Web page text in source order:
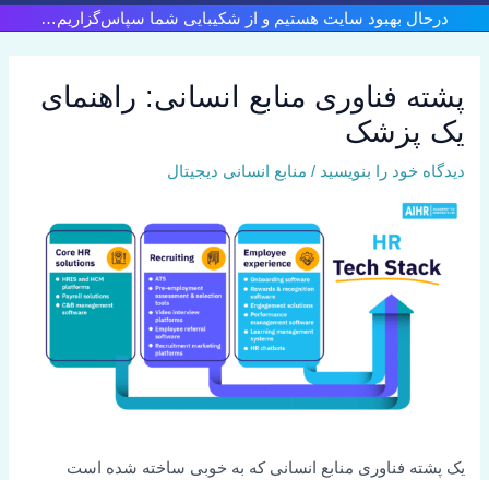
پرش
به
درحال بهبود سایت هستیم و از شکیبایی شما سپاس‌گزاریم…
پشته فناوری منابع انسانی: راهنمای
یک پزشک
دیدگاه‌ خود را بنویسید / منابع انسانی دیجیتال
یک پشته فناوری منابع انسانی که به خوبی ساخته شده است